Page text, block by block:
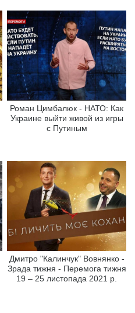
Роман Цимбалюк - НАТО: Как
Украине выйти живой из игры
с Путиным
Дмитро "Калинчук" Вовнянко -
Зрада тижня - Перемога тижня
19 – 25 листопада 2021 р.